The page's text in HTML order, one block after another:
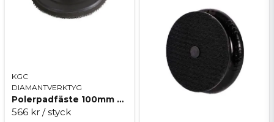
KGC
DIAMANTVERKTYG
Polerpadfäste 100mm M14
566 kr / styck